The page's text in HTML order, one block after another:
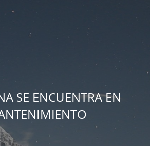
SE ENCUENTRA EN